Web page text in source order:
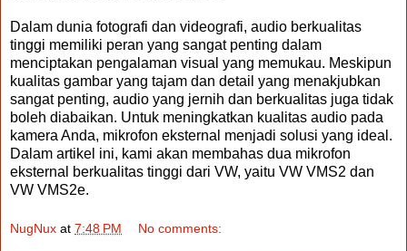
Dalam dunia fotografi dan videografi, audio berkualitas
tinggi memiliki peran yang sangat penting dalam
menciptakan pengalaman visual yang memukau. Meskipun
kualitas gambar yang tajam dan detail yang menakjubkan
sangat penting, audio yang jernih dan berkualitas juga tidak
boleh diabaikan. Untuk meningkatkan kualitas audio pada
kamera Anda, mikrofon eksternal menjadi solusi yang ideal.
Dalam artikel ini, kami akan membahas dua mikrofon
eksternal berkualitas tinggi dari VW, yaitu VW VMS2 dan
VW VMS2e.
NugNux at 7:48 PM No comments: